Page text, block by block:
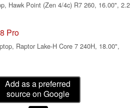
Hawk Point (Zen 4/4c) R7 260, 16.00", 2.2
Pro
Raptor Lake-H Core 7 240H, 18.00",
Add as a preferred
source on Google